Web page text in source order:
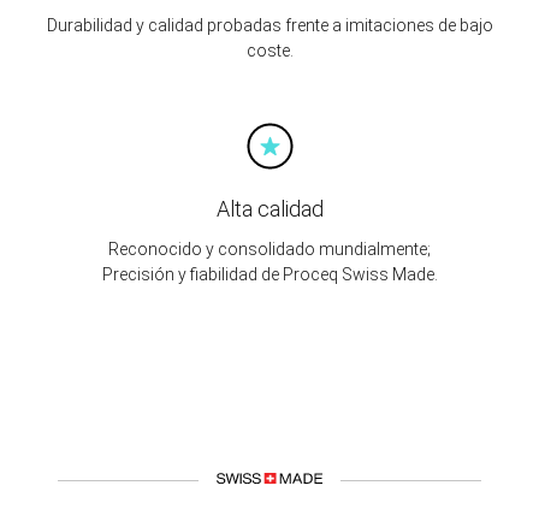
Durabilidad y calidad probadas frente a imitaciones de bajo
coste.
Alta calidad
Reconocido y consolidado mundialmente;
Precisión y fiabilidad de Proceq Swiss Made.